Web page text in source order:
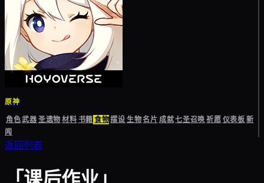
原神
角色武器圣遗物材料书籍食物摆设生物名片成就七圣召唤祈愿仪表板新
闻
返回列表